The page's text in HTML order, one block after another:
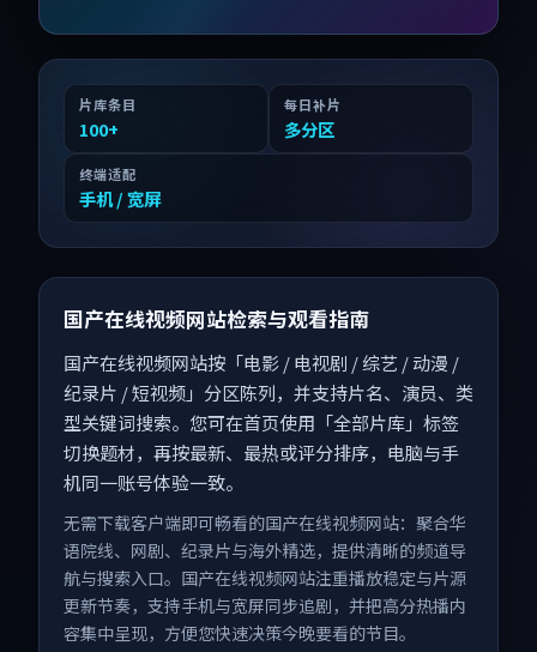
片库条目
100+
每日补片
多分区
终端适配
手机 / 宽屏
国产在线视频网站检索与观看指南
国产在线视频网站按「电影 / 电视剧 / 综艺 / 动漫 /
纪录片 / 短视频」分区陈列，并支持片名、演员、类
型关键词搜索。您可在首页使用「全部片库」标签
切换题材，再按最新、最热或评分排序，电脑与手
机同一账号体验一致。
无需下载客户端即可畅看的国产在线视频网站：聚合华
语院线、网剧、纪录片与海外精选，提供清晰的频道导
航与搜索入口。国产在线视频网站注重播放稳定与片源
更新节奏，支持手机与宽屏同步追剧，并把高分热播内
容集中呈现，方便您快速决策今晚要看的节目。